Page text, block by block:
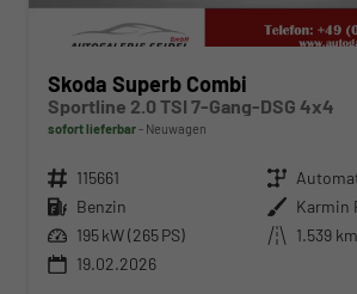
Skoda Superb Combi
Sportline 2.0 TSI 7-Gang-DSG 4x4
sofort lieferbar Neuwagen
Fahrzeugnr. 115661 Getriebe
Kraftstoff Benzin Außenfarbe Karmin
Leistung 195 kW (265 PS) Kilometerstand 1.539 km
19.02.2026